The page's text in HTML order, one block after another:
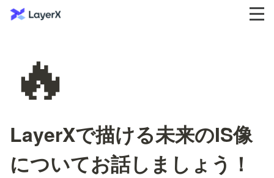
🔥
LayerXで描ける未来のIS像
についてお話しましょう！